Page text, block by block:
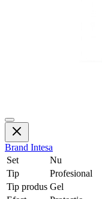
Brand Intesa
Set
Nu
Tip
Profesional
Tip produs Gel